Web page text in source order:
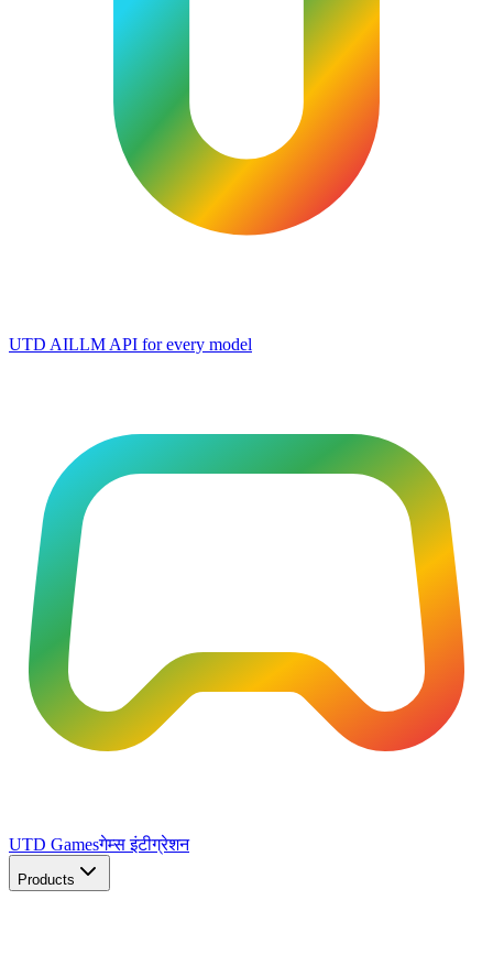
UTD AILLM API for every model
UTD Gamesगेम्स इंटीग्रेशन
Products